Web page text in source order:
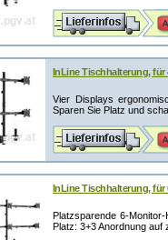
InLine Tischhalterung, für
Vier Displays
Sparen Sie Platz und
InLine Tischhalterung, für
Platzsparende 6-
Platz: 3+3 Anordnung auf